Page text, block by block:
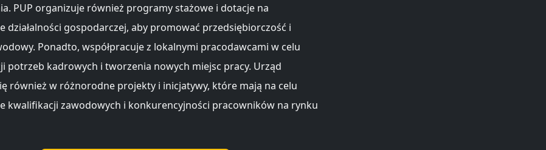
PUP organizuje również programy stażowe i dotacje na
działalności gospodarczej, aby promować przedsiębiorczość i
Ponadto, współpracuje z lokalnymi pracodawcami w celu
potrzeb kadrowych i tworzenia nowych miejsc pracy. Urząd
również w różnorodne projekty i inicjatywy, które mają na celu
kwalifikacji zawodowych i konkurencyjności pracowników na rynku